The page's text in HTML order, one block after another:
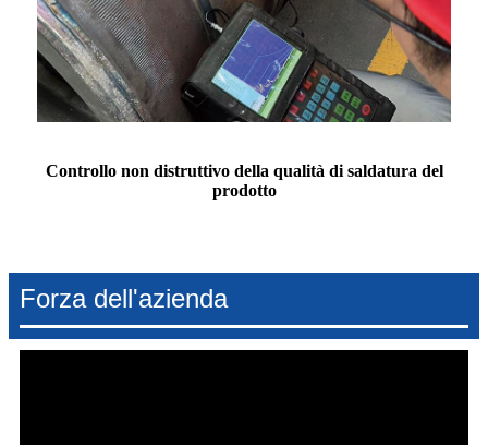
Controllo non distruttivo della qualità di saldatura del
prodotto
Forza dell'azienda